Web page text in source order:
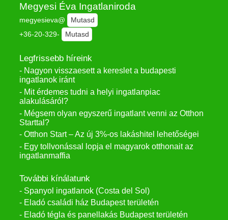
Megyesi Éva Ingatlaniroda
megyesieva@
Mutasd
+36-20-329-
Mutasd
Legfrissebb híreink
- Nagyon visszaesett a kereslet a budapesti
ingatlanok iránt
- Mit érdemes tudni a helyi ingatlanpiac
alakulásáról?
- Mégsem olyan egyszerű ingatlant venni az Otthon
Starttal?
- Otthon Start – Az új 3%-os lakáshitel lehetőségei
- Egy tollvonással lopja el magyarok otthonait az
ingatlanmaffia
További kínálatunk
- Spanyol ingatlanok (Costa del Sol)
- Eladó családi ház Budapest területén
- Eladó tégla és panellakás Budapest területén